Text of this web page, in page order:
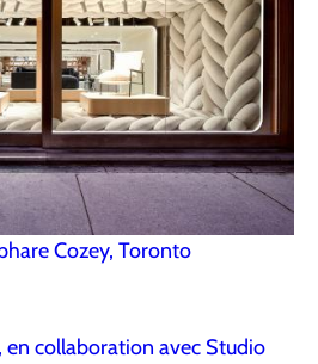
Cozey, Toronto
en collaboration avec Studio